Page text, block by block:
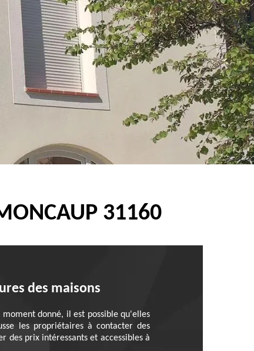
31160
des maisons
donné, il est possible qu'elles
les propriétaires à contacter des
des prix intéressants et accessibles à